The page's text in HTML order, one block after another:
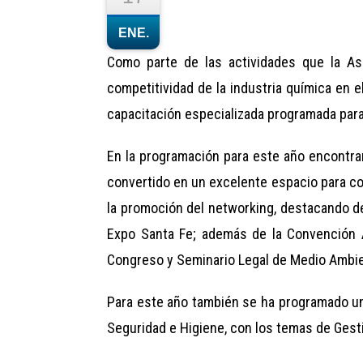
ENE.
Como parte de las actividades que la
competitividad de la industria química en
capacitación especializada programada
En la programación para este año
convertido en un excelente espacio para
la promoción del networking, destacando
Expo Santa Fe; además de la
Congreso y Seminario Legal de Medio
Para este año también se ha programado
Seguridad e Higiene, con los temas de